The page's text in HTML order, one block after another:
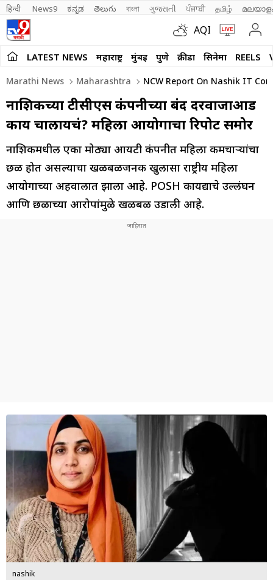
हिन्दी News9 ಕನ್ನಡ తెలుగు বাংলা ગુજરાતી ਪੰਜਾਬੀ தமிழ்
AQI
LATEST NEWS महाराष्ट्र मुंबई पुणे क्रीडा सिनेमा REELS
Marathi News Maharashtra NCW Report On Nashik IT
नाशिकच्या टीसीएस कंपनीच्या बंद दरवाजाआड
काय चालायचं? महिला आयोगाचा रिपोर्ट समोर
नाशिकमधील एका मोठ्या आयटी कंपनीत महिला कर्मचाऱ्यांचा
छळ होत असल्याचा खळबळजनक खुलासा राष्ट्रीय महिला
आयोगाच्या अहवालात झाला आहे. POSH कायद्याचे उल्लंघन
आणि छळाच्या आरोपांमुळे खळबळ उडाली आहे.
nashik